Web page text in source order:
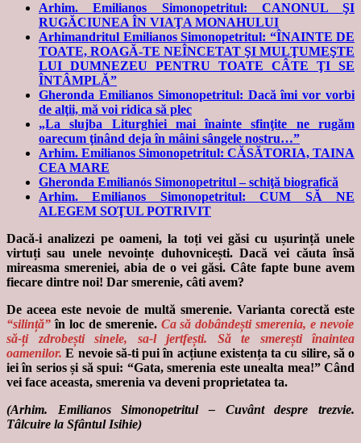
Arhim. Emilianos Simonopetritul: CANONUL ŞI
RUGĂCIUNEA ÎN VIAŢA MONAHULUI
Arhimandritul Emilianos Simonopetritul: “ÎNAINTE DE
TOATE, ROAGĂ-TE NEÎNCETAT ŞI MULŢUMEŞTE
LUI DUMNEZEU PENTRU TOATE CÂTE ŢI SE
ÎNTÂMPLĂ”
Gheronda Emilianos Simonopetritul: Dacă îmi vor vorbi
de alţii, mă voi ridica să plec
„La slujba Liturghiei mai înainte sfinţite ne rugăm
oarecum ţinând deja în mâini sângele nostru…”
Arhim. Emilianos Simonopetritul: CĂSĂTORIA, TAINA
CEA MARE
Gheronda Emilianós Simonopetritul – schiţă biografică
Arhim. Emilianos Simonopetritul: CUM SĂ NE
ALEGEM SOŢUL POTRIVIT
Dacă-i analizezi pe oameni, la toți vei găsi cu ușurință unele
virtuți sau unele nevoințe duhovnicești. Dacă vei căuta însă
mireasma smereniei, abia de o vei găsi. Câte fapte bune avem
fiecare dintre noi! Dar smerenie, câti avem?
De aceea este nevoie de multă smerenie. Varianta corectă este
“silință” în loc de smerenie. Ca să dobândești smerenia, e nevoie
să-ți zdrobești sinele, sa-l jertfești. Să te smerești înaintea
oamenilor. E nevoie să-ti pui în acțiune existența ta cu silire, să o
iei în serios și să spui: “Gata, smerenia este unealta mea!” Când
vei face aceasta, smerenia va deveni proprietatea ta.
(Arhim. Emilianos Simonopetritul – Cuvânt despre trezvie.
Tâlcuire la Sfântul Isihie)